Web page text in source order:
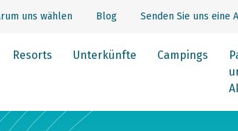
uns wählen Blog Senden Sie uns eine
Resorts Unterkünfte Campings